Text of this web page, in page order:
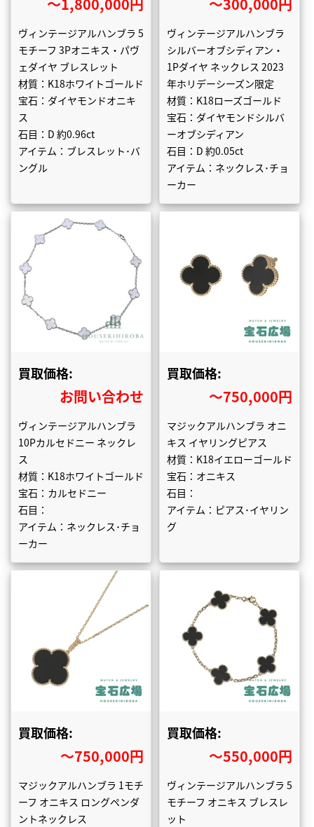
ヴィンテージアルハンブラ 5
モチーフ 3Pオニキス・パヴ
ェダイヤ ブレスレット
材質：K18ホワイトゴールド
宝石：ダイヤモンドオニキ
ス
石目：D 約0.96ct
アイテム：ブレスレット･バ
ングル
ヴィンテージアルハンブラ
シルバーオブシディアン・
1Pダイヤ ネックレス 2023
年ホリデーシーズン限定
材質：K18ローズゴールド
宝石：ダイヤモンドシルバ
ーオブシディアン
石目：D 約0.05ct
アイテム：ネックレス･チョ
ーカー
買取価格:
お問い合わせ
ヴィンテージアルハンブラ
10Pカルセドニー ネックレ
ス
材質：K18ホワイトゴールド
宝石：カルセドニー
石目：
アイテム：ネックレス･チョ
ーカー
買取価格:
〜750,000円
マジックアルハンブラ オニ
キス イヤリングピアス
材質：K18イエローゴールド
宝石：オニキス
石目：
アイテム：ピアス･イヤリン
グ
買取価格:
〜750,000円
マジックアルハンブラ 1モチ
ーフ オニキス ロングペンダ
ントネックレス
買取価格:
〜550,000円
ヴィンテージアルハンブラ 5
モチーフ オニキス ブレスレ
ット